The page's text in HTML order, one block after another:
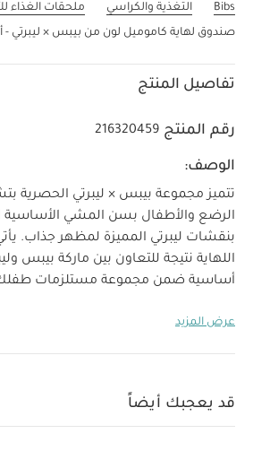
Bibs التغذية والكراسي
ملحقات الغذاء
صندوق لهاية كاموميل لون من بيبس × ليبرتي -
تفاصيل المنتج
رقم المنتج 216320459
الوصف:
تتميز مجموعة بيبس × ليبرتي الحصرية
الرضع والأطفال بسن المشي الأساسية
بنقشات ليبرتي المميزة لمظهر جذاب.
اللهاية نتيجة للتعاون بين ماركة بيبس
أساسية ضمن مجموعة مستلزمات
استخدامها لتعقيم اللهايات.
الصندوق يبرد لمدة دقيقتين قبل إزالة
عرض المزيد
قد يعجبك أيضاً